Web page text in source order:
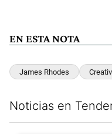
EN ESTA NOTA
James Rhodes
Noticias en